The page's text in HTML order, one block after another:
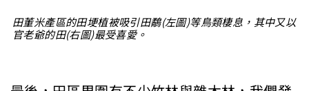
田董米產區的田埂植被吸引田鷸(左圖)等鳥類棲息，其中又以
官老爺的田(右圖)最受喜愛。